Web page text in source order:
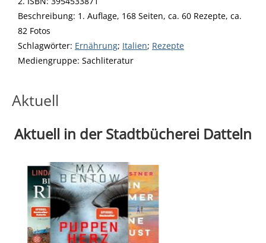
Beschreibung: 1. Auflage, 168 Seiten, ca. 60 Rezepte, ca.
82 Fotos
Schlagwörter: Ernährung; Italien; Rezepte
Suche nach dieser Beteiligten Person
Mediengruppe: Sachliteratur
Aktuell
Aktuell in der Stadtbücherei Datteln